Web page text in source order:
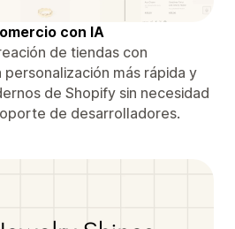
con IA
de tiendas con
más rápida y
de Shopify sin necesidad
de desarrolladores.